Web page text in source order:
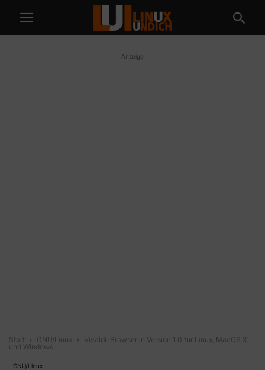
Anzeige
Start GNU/Linux
Vivaldi-Browser in Version 1.0 für Linux, MacOS X
und Windows
GNU/Linux